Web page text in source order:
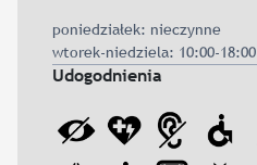
poniedziałek: nieczynne
wtorek-niedziela: 10:00-18:00
Udogodnienia